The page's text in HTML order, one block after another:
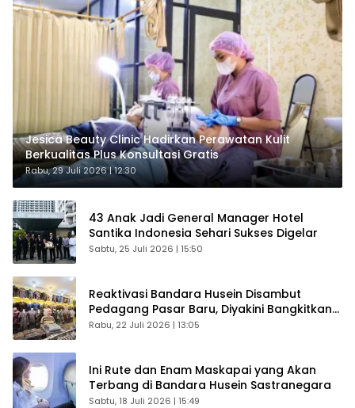
Jesica Beauty Clinic Hadirkan Perawatan Kulit
Berkualitas Plus Konsultasi Gratis
Rabu, 29 Juli 2026 | 12:30
43 Anak Jadi General Manager Hotel
Santika Indonesia Sehari Sukses Digelar
Sabtu, 25 Juli 2026 | 15:50
Reaktivasi Bandara Husein Disambut
Pedagang Pasar Baru, Diyakini Bangkitkan
Kembali Ekonomi Bandung
Rabu, 22 Juli 2026 | 13:05
Ini Rute dan Enam Maskapai yang Akan
Terbang di Bandara Husein Sastranegara
Sabtu, 18 Juli 2026 | 15:49